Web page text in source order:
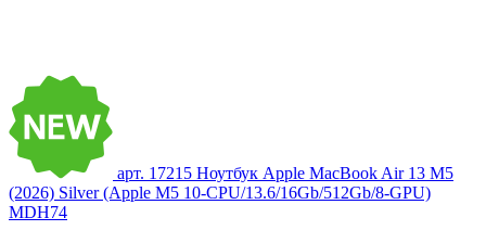
арт. 17215 Ноутбук Apple MacBook Air 13 M5
(2026) Silver (Apple M5 10-CPU/13.6/16Gb/512Gb/8-GPU)
MDH74